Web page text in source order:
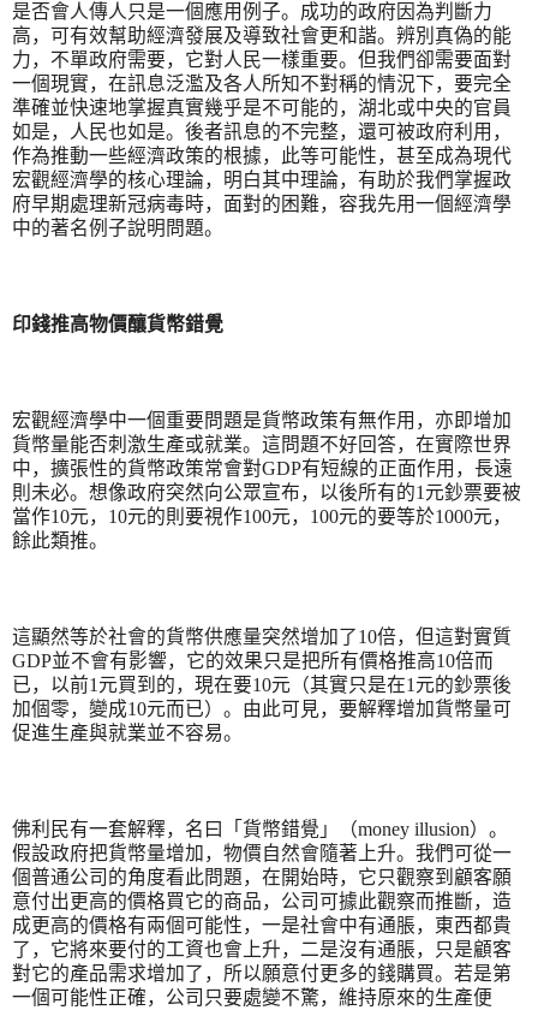
是否會人傳人只是一個應用例子。成功的政府因為判斷力
高，可有效幫助經濟發展及導致社會更和諧。辨別真偽的能
力，不單政府需要，它對人民一樣重要。但我們卻需要面對
一個現實，在訊息泛濫及各人所知不對稱的情況下，要完全
準確並快速地掌握真實幾乎是不可能的，湖北或中央的官員
如是，人民也如是。後者訊息的不完整，還可被政府利用，
作為推動一些經濟政策的根據，此等可能性，甚至成為現代
宏觀經濟學的核心理論，明白其中理論，有助於我們掌握政
府早期處理新冠病毒時，面對的困難，容我先用一個經濟學
中的著名例子說明問題。
印錢推高物價釀貨幣錯覺
宏觀經濟學中一個重要問題是貨幣政策有無作用，亦即增加
貨幣量能否刺激生產或就業。這問題不好回答，在實際世界
中，擴張性的貨幣政策常會對GDP有短線的正面作用，長遠
則未必。想像政府突然向公眾宣布，以後所有的1 元鈔票要被
當作10元， 10元的則要視作100元， 100元的要等於1000元，
餘此類推。
這顯然等於社會的貨幣供應量突然增加了10倍，但這對實質
GDP並不會有影響，它的效果只是把所有價格推高10倍而
已，以前1 元買到的，現在要10元（其實只是在1 元的鈔票後
加個零，變成10元而已）。由此可見，要解釋增加貨幣量可
促進生產與就業並不容易。
佛利民有一套解釋，名曰「貨幣錯覺」（money illusion）。
假設政府把貨幣量增加，物價自然會隨著上升。我們可從一
個普通公司的角度看此問題，在開始時，它只觀察到顧客願
意付出更高的價格買它的商品，公司可據此觀察而推斷，造
成更高的價格有兩個可能性，一是社會中有通脹，東西都貴
了，它將來要付的工資也會上升，二是沒有通脹，只是顧客
對它的產品需求增加了，所以願意付更多的錢購買。若是第
一個可能性正確，公司只要處變不驚，維持原來的生產便